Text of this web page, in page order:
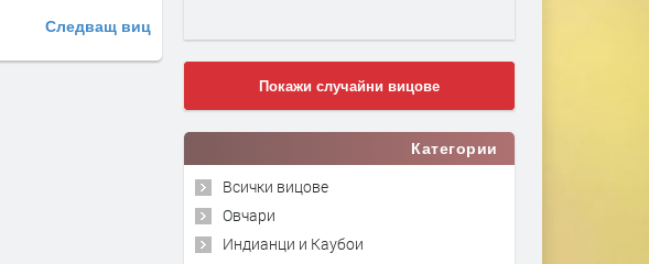
Следващ виц
Покажи случайни вицове
Категории
Всички вицове
Овчари
Индианци и Каубои